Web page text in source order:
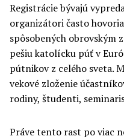
Registrácie bývajú
organizátori často
spôsobených obrovským
pešiu katolícku púť v
pútnikov z celého sveta.
vekové zloženie
rodiny, študenti,
Práve tento rast po viac